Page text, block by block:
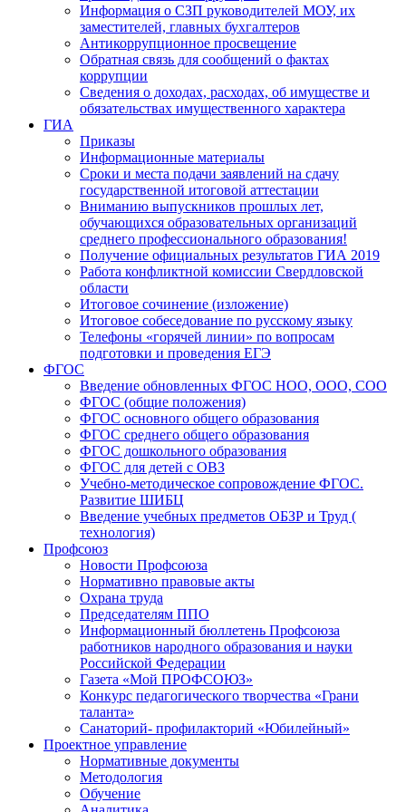
Информация о СЗП руководителей МОУ, их
заместителей, главных бухгалтеров
Антикоррупционное просвещение
Обратная связь для сообщений о фактах
коррупции
Сведения о доходах, расходах, об имуществе и
обязательствах имущественного характера
ГИА
Приказы
Информационные материалы
Сроки и места подачи заявлений на сдачу
государственной итоговой аттестации
Вниманию выпускников прошлых лет,
обучающихся образовательных организаций
среднего профессионального образования!
Получение официальных результатов ГИА 2019
Работа конфликтной комиссии Свердловской
области
Итоговое сочинение (изложение)
Итоговое собеседование по русскому языку
Телефоны «горячей линии» по вопросам
подготовки и проведения ЕГЭ
ФГОС
Введение обновленных ФГОС НОО, ООО, СОО
ФГОС (общие положения)
ФГОС основного общего образования
ФГОС среднего общего образования
ФГОС дошкольного образования
ФГОС для детей с ОВЗ
Учебно-методическое сопровождение ФГОС.
Развитие ШИБЦ
Введение учебных предметов ОБЗР и Труд (
технология)
Профсоюз
Новости Профсоюза
Нормативно правовые акты
Охрана труда
Председателям ППО
Информационный бюллетень Профсоюза
работников народного образования и науки
Российской Федерации
Газета «Мой ПРОФСОЮЗ»
Конкурс педагогического творчества «Грани
таланта»
Санаторий- профилакторий «Юбилейный»
Проектное управление
Нормативные документы
Методология
Обучение